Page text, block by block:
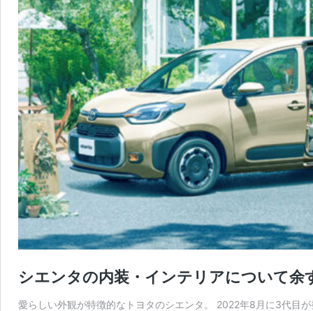
シエンタの内装・インテリアについて余
愛らしい外観が特徴的なトヨタのシエンタ。 2022年8月に3代目